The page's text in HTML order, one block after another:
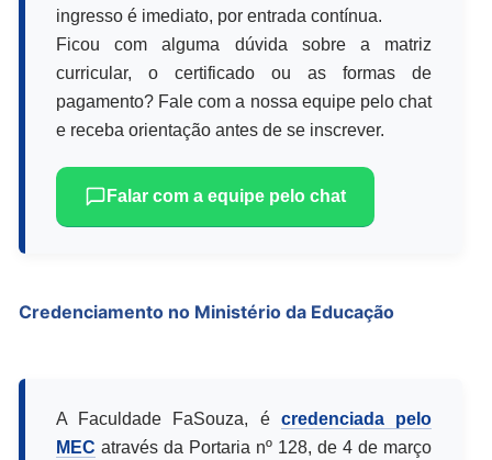
ingresso é imediato, por entrada contínua.
Ficou com alguma dúvida sobre a matriz
curricular, o certificado ou as formas de
pagamento? Fale com a nossa equipe pelo chat
e receba orientação antes de se inscrever.
Falar com a equipe pelo chat
Credenciamento no Ministério da Educação
A Faculdade FaSouza, é credenciada pelo
MEC através da Portaria nº 128, de 4 de março